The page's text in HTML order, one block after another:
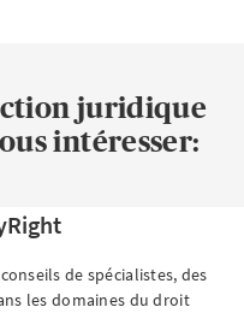
juridique
intéresser:
de spécialistes, des
les domaines du droit